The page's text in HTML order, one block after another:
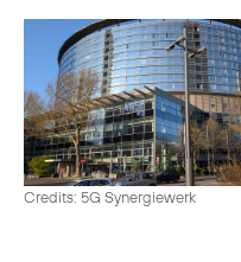
Credits: 5G Synergiewerk